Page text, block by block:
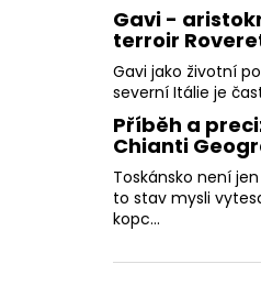
Gavi -
terroir
Gavi jako životní
severní Itálie je
Příběh a
Chianti
Toskánsko není
to stav mysli
kopc...